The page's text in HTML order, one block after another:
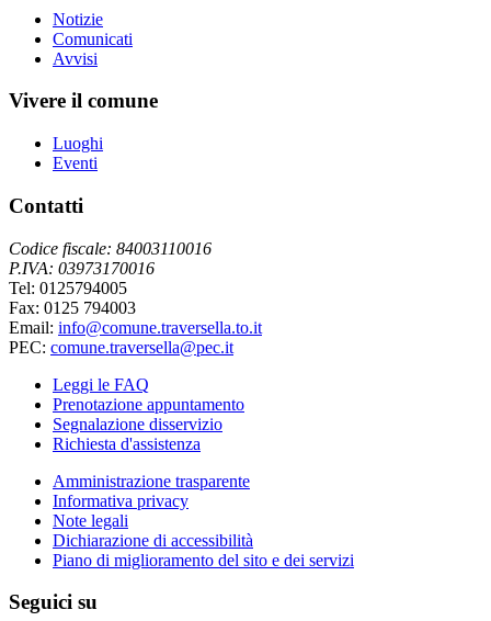
Notizie
Comunicati
Avvisi
Vivere il comune
Luoghi
Eventi
Contatti
Codice fiscale: 84003110016
P.IVA: 03973170016
Tel: 0125794005
Fax: 0125 794003
Email: info@comune.traversella.to.it
PEC: comune.traversella@pec.it
Leggi le FAQ
Prenotazione appuntamento
Segnalazione disservizio
Richiesta d'assistenza
Amministrazione trasparente
Informativa privacy
Note legali
Dichiarazione di accessibilità
Piano di miglioramento del sito e dei servizi
Seguici su